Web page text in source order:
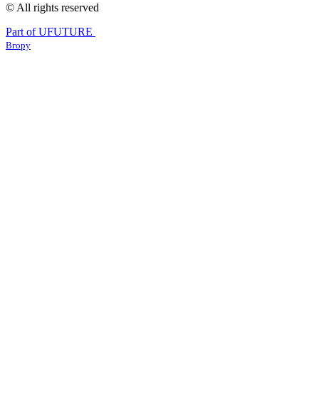
© All rights reserved
Part of UFUTURE
Вгору